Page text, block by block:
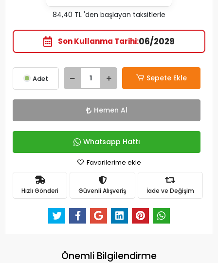
84,40 TL 'den başlayan taksitlerle
Son Kullanma Tarihi 06/2029
Adet Sepete Ekle
Hemen Al
Whatsapp Hattı
Favorilerime ekle
Hızlı Gönderi Güvenli Alışveriş İade ve Değişim
Önemli Bilgilendirme